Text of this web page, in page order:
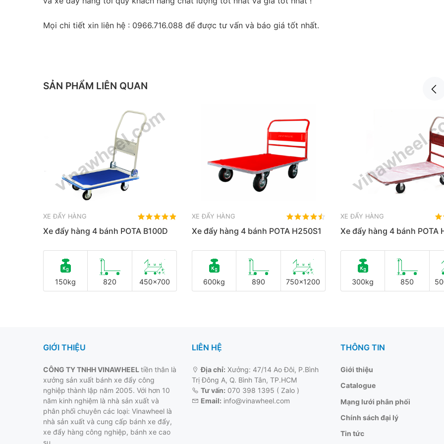
Mọi chi tiết xin liên hệ : 0966.716.088 để được tư vấn và báo giá tốt nhất.
SẢN PHẨM LIÊN QUAN
XE ĐẨY HÀNG
Xe đẩy hàng 4 bánh POTA B100D
150kg 820 450x700
XE ĐẨY HÀNG
Xe đẩy hàng 4 bánh POTA H250S1
600kg 890 750x1200
XE ĐẨY HÀNG
Xe đẩy hàng 4 bánh POTA
300kg 850
GIỚI THIỆU
CÔNG TY TNHH VINAWHEELtiền thân là
xưởng sản xuất bánh xe đẩy công
nghiệp thành lập năm 2005. Với hơn 10
năm kinh nghiệm là nhà sản xuất và
phân phối chuyên các loại: Vinawheel là
nhà sản xuất và cung cấp bánh xe đẩy,
xe đẩy hàng công nghiệp, bánh xe cao
LIÊN HỆ
Địa chỉ: Xưởng: 47/14 Ao Đôi, P.Bình
Trị Đông A, Q. Bình Tân, TP.HCM
Tư vấn: 070 398 1395 ( Zalo )
Email: info@vinawheel.com
THÔNG TIN
Giới thiệu
Catalogue
Mạng lưới phân phối
Chính sách đại lý
Tin tức